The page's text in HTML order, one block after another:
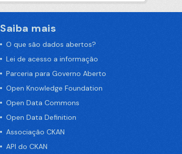
Saiba mais
O que são dados abertos?
Lei de acesso a informação
Parceria para Governo Aberto
Open Knowledge Foundation
Open Data Commons
Open Data Definition
Associação CKAN
API do CKAN